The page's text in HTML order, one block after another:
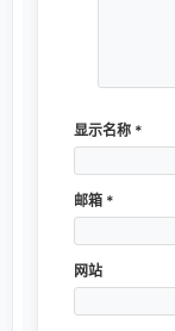
显示名称 *
邮箱 *
网站